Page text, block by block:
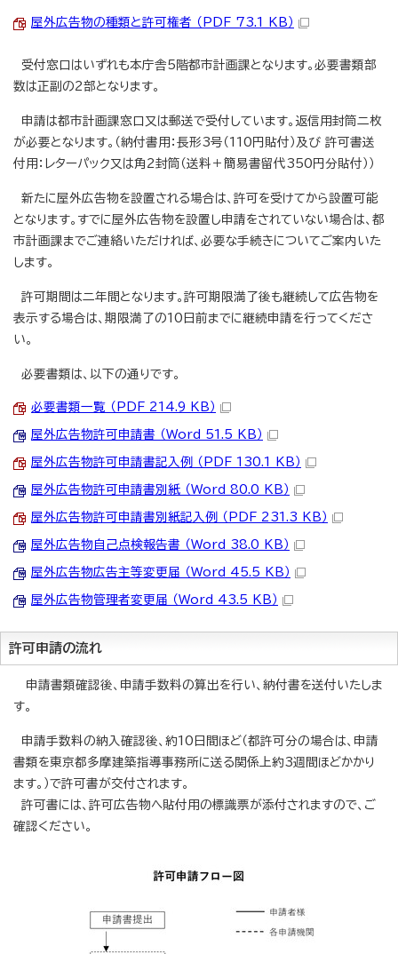
屋外広告物の種類と許可権者 （PDF 73.1 KB）
受付窓口はいずれも本庁舎5階都市計画課となります。必要書類部
数は正副の2部となります。
申請は都市計画課窓口又は郵送で受付しています。返信用封筒二枚
が必要となります。（納付書用：長形3号（110円貼付）及び 許可書送
付用：レターパック又は角2封筒（送料＋簡易書留代350円分貼付））
新たに屋外広告物を設置される場合は、許可を受けてから設置可能
となります。すでに屋外広告物を設置し申請をされていない場合は、都
市計画課までご連絡いただければ、必要な手続きについてご案内いた
します。
許可期間は二年間となります。許可期限満了後も継続して広告物を
表示する場合は、期限満了の10日前までに継続申請を行ってくださ
い。
必要書類は、以下の通りです。
必要書類一覧 （PDF 214.9 KB）
屋外広告物許可申請書 （Word 51.5 KB）
屋外広告物許可申請書記入例 （PDF 130.1 KB）
屋外広告物許可申請書別紙 （Word 80.0 KB）
屋外広告物許可申請書別紙記入例 （PDF 231.3 KB）
屋外広告物自己点検報告書 （Word 38.0 KB）
屋外広告物広告主等変更届 （Word 45.5 KB）
屋外広告物管理者変更届 （Word 43.5 KB）
許可申請の流れ
申請書類確認後、申請手数料の算出を行い、納付書を送付いたしま
す。
申請手数料の納入確認後、約10日間ほど（都許可分の場合は、申請
書類を東京都多摩建築指導事務所に送る関係上約3週間ほどかかり
ます。）で許可書が交付されます。
許可書には、許可広告物へ貼付用の標識票が添付されますので、ご
確認ください。